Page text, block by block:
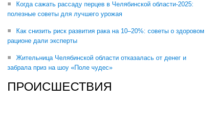
Когда сажать рассаду перцев в Челябинской области-2025:
полезные советы для лучшего урожая
Как снизить риск развития рака на 10–20%: советы о здоровом
рационе дали эксперты
Жительница Челябинской области отказалась от денег и
забрала приз на шоу «Поле чудес»
ПРОИСШЕСТВИЯ